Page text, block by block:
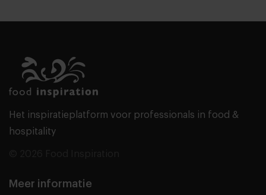
Het inspiratieplatform voor professionals in food &
hospitality
Meer informatie